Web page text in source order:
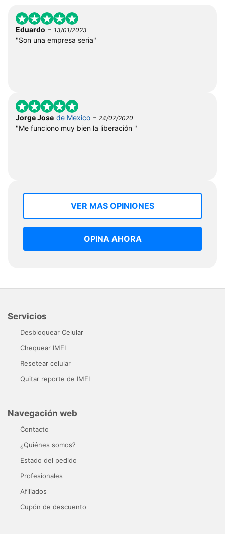
Eduardo - 13/01/2023
"Son una empresa seria"
Jorge Jose de Mexico - 24/07/2020
"Me funciono muy bien la liberación "
VER MAS OPINIONES
OPINA AHORA
Servicios
Desbloquear Celular
Chequear IMEI
Resetear celular
Quitar reporte de IMEI
Navegación web
Contacto
¿Quiénes somos?
Estado del pedido
Profesionales
Afiliados
Cupón de descuento